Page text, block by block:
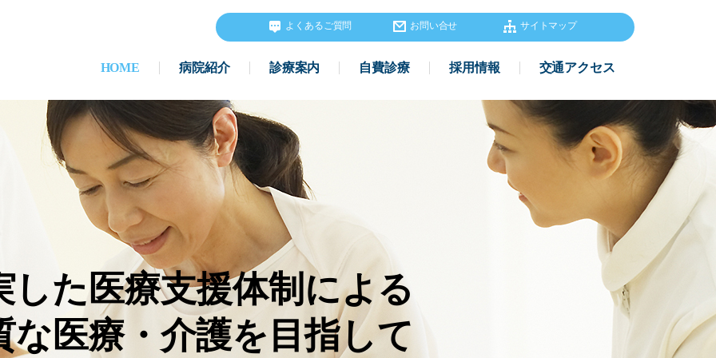
よくあるご質問 お問い合せ サイトマップ
HOME 病院紹介 診療案内 自費診療 採用情報 交通アクセス
した医療支援体制による
な医療・介護を目指して